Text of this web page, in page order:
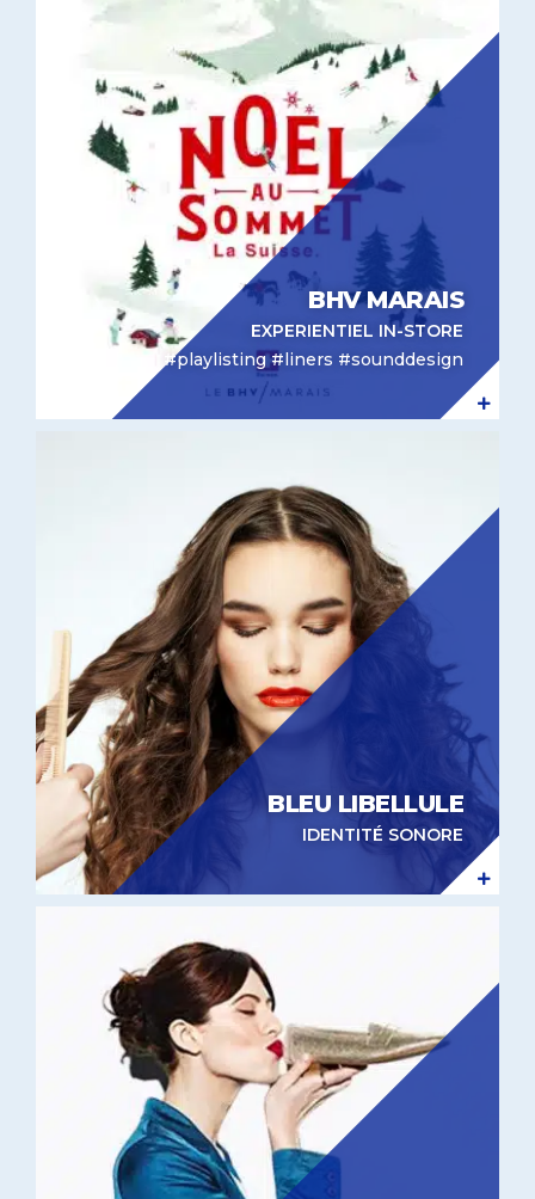
BHV MARAIS
EXPERIENTIEL IN-STORE
#playlisting #liners #sounddesign
BLEU LIBELLULE
IDENTITÉ SONORE